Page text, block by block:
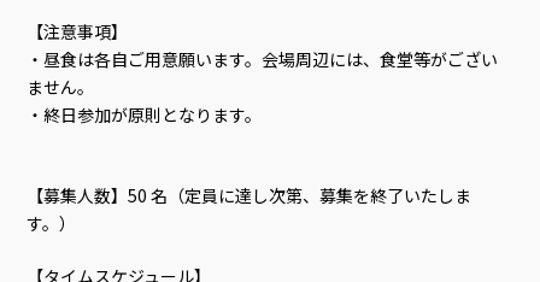
【注意事項】
・昼食は各自ご用意願います。会場周辺には、食堂等がござい
ません。
・終日参加が原則となります。
【募集人数】50 名（定員に達し次第、募集を終了いたしま
す。）
【タイムスケジュール】